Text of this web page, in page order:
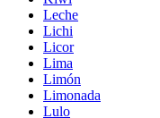
Leche
Lichi
Licor
Lima
Limón
Limonada
Lulo